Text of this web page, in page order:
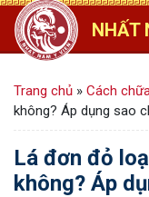
NHẤT
Trang chủ » Cách
không? Áp dụng sao
Lá đơn đỏ
không? Áp